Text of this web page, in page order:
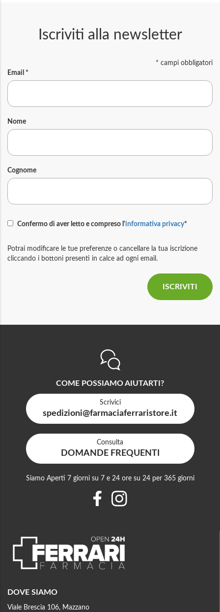
Iscriviti alla newsletter
* campi obbligatori
Email *
Nome
Cognome
Confermo di aver letto e compreso l'informativa privacy*
Potrai modificare le tue preferenze o cancellare la tua iscrizione
cliccando i bottoni presenti in calce ad ogni email.
DOVE SIAMO
Viale Brescia 106, Mazzano
COME POSSIAMO AIUTARTI?
Scrivici
spedizioni@farmaciaferraristore.it
Consulta
DOMANDE FREQUENTI
Siamo Aperti 7 giorni su 7 e 24 ore su 24 per 365 giorni